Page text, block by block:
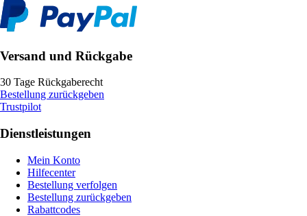
Versand und Rückgabe
30 Tage Rückgaberecht
Bestellung zurückgeben
Trustpilot
Dienstleistungen
Mein Konto
Hilfecenter
Bestellung verfolgen
Bestellung zurückgeben
Rabattcodes